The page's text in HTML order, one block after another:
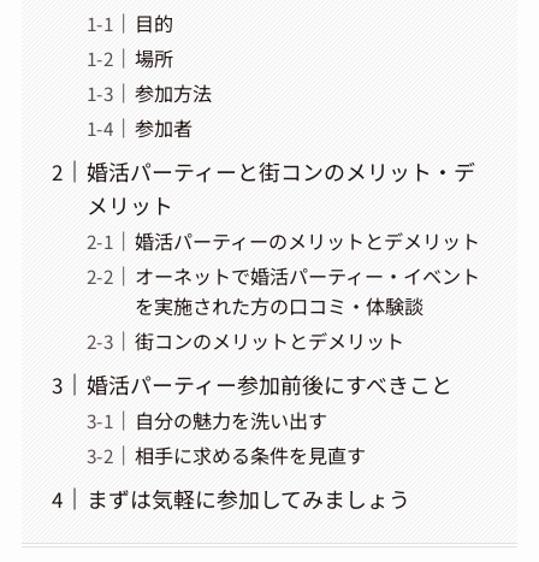
目的
場所
参加方法
参加者
婚活パーティーと街コンのメリット・デ
メリット
婚活パーティーのメリットとデメリット
オーネットで婚活パーティー・イベント
を実施された方の口コミ・体験談
街コンのメリットとデメリット
婚活パーティー参加前後にすべきこと
自分の魅力を洗い出す
相手に求める条件を見直す
まずは気軽に参加してみましょう